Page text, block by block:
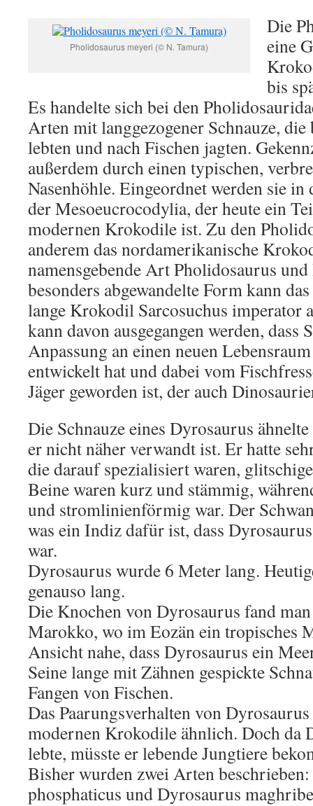
Pholidosaurus meyeri (© N. Tamura)
Die
eine
bis
Es handelte sich bei den
Arten mit langgezogener Schnauze,
lebten und nach Fischen jagten.
außerdem durch einen typischen,
Nasenhöhle. Eingeordnet werden sie
der Mesoeucrocodylia, der heute ein
modernen Krokodile ist. Zu den
anderem das nordamerikanische
namensgebende Art Pholidosaurus
besonders abgewandelte Form kann
lange Krokodil Sarcosuchus imperator
kann davon ausgegangen werden, dass
Anpassung an einen neuen
entwickelt hat und dabei vom
Jäger geworden ist, der auch
Die Schnauze eines Dyrosaurus
er nicht näher verwandt ist. Er hatte
die darauf spezialisiert waren,
Beine waren kurz und stämmig,
und stromlinienförmig war. Der
was ein Indiz dafür ist, dass
war.
Dyrosaurus wurde 6 Meter lang.
genauso lang.
Die Knochen von Dyrosaurus fand
Marokko, wo im Eozän ein tropisches
Ansicht nahe, dass Dyrosaurus ein
Seine lange mit Zähnen gespickte
Fangen von Fischen.
Das Paarungsverhalten von
modernen Krokodile ähnlich. Doch da
lebte, müsste er lebende Jungtiere
Bisher wurden zwei Arten
phosphaticus und Dyrosaurus